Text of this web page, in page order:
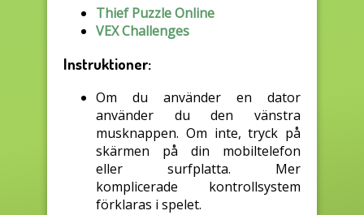
Thief Puzzle Online
VEX Challenges
Instruktioner:
Om du använder en dator
använder du den vänstra
musknappen. Om inte, tryck på
skärmen på din mobiltelefon
eller surfplatta. Mer
komplicerade kontrollsystem
förklaras i spelet.